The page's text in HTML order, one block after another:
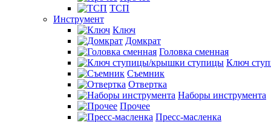
ТСП
Инструмент
Ключ
Домкрат
Головка сменная
Ключ
Съемник
Отвертка
Наборы инструмента
Прочее
Пресс-масленка